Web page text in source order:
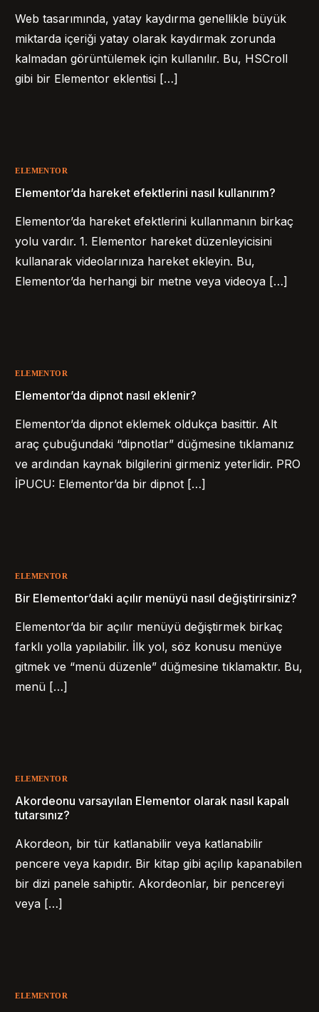
Web tasarımında, yatay kaydırma genellikle büyük
miktarda içeriği yatay olarak kaydırmak zorunda
kalmadan görüntülemek için kullanılır. Bu, HSCroll
gibi bir Elementor eklentisi […]
ELEMENTOR
Elementor’da hareket efektlerini nasıl kullanırım?
Elementor’da hareket efektlerini kullanmanın birkaç
yolu vardır. 1. Elementor hareket düzenleyicisini
kullanarak videolarınıza hareket ekleyin. Bu,
Elementor’da herhangi bir metne veya videoya […]
ELEMENTOR
Elementor’da dipnot nasıl eklenir?
Elementor’da dipnot eklemek oldukça basittir. Alt
araç çubuğundaki “dipnotlar” düğmesine tıklamanız
ve ardından kaynak bilgilerini girmeniz yeterlidir. PRO
İPUCU: Elementor’da bir dipnot […]
ELEMENTOR
Bir Elementor’daki açılır menüyü nasıl değiştirirsiniz?
Elementor’da bir açılır menüyü değiştirmek birkaç
farklı yolla yapılabilir. İlk yol, söz konusu menüye
gitmek ve “menü düzenle” düğmesine tıklamaktır. Bu,
menü […]
ELEMENTOR
Akordeonu varsayılan Elementor olarak nasıl kapalı
tutarsınız?
Akordeon, bir tür katlanabilir veya katlanabilir
pencere veya kapıdır. Bir kitap gibi açılıp kapanabilen
bir dizi panele sahiptir. Akordeonlar, bir pencereyi
veya […]
ELEMENTOR